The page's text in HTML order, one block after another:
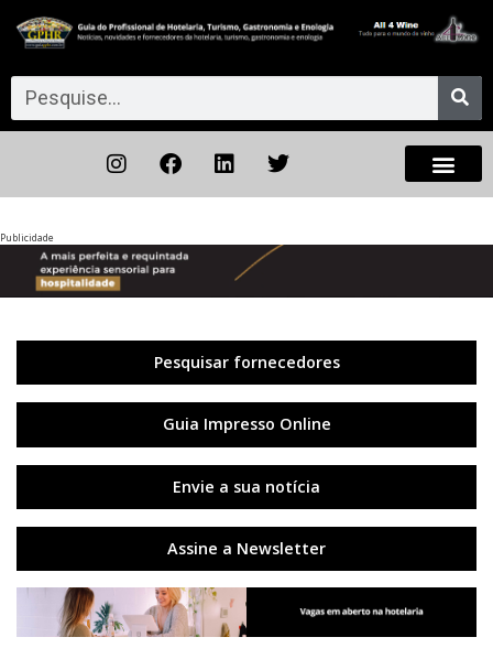
Publicidade
Pesquisar fornecedores
Guia Impresso Online
Envie a sua notícia
Assine a Newsletter